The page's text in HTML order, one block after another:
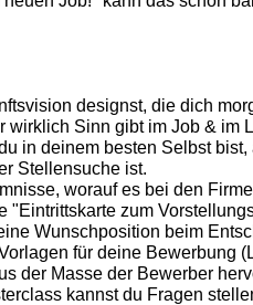
designst, die dich
Sinn gibt im Job & im
in deinem besten Selbst
Stellensuche ist.
worauf es bei den
"Eintrittskarte zum
Wunschposition beim
für deine Bewerbung
der Masse der Bewerber
kannst du Fragen